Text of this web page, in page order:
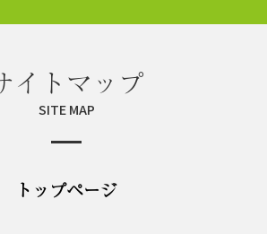
イトマップ
SITE MAP
トップページ